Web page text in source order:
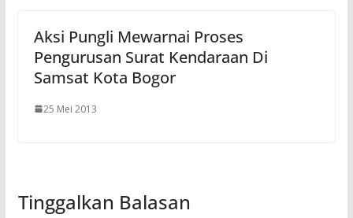
Aksi Pungli Mewarnai Proses
Pengurusan Surat Kendaraan Di
Samsat Kota Bogor
25 Mei 2013
Tinggalkan Balasan